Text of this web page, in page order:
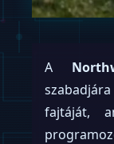
A
fajtáját,